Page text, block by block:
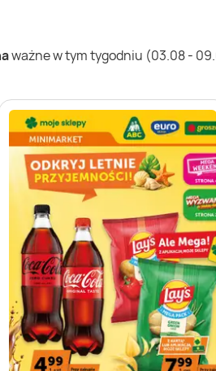
ważne w tym tygodniu (03.08 -